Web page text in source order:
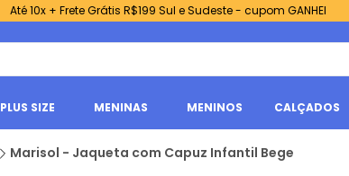
Até 10x + Frete Grátis R$199 Sul e Sudeste - cupom GANHEI
PLUS SIZE MENINAS MENINOS CALÇADOS
Marisol - Jaqueta com Capuz Infantil Bege